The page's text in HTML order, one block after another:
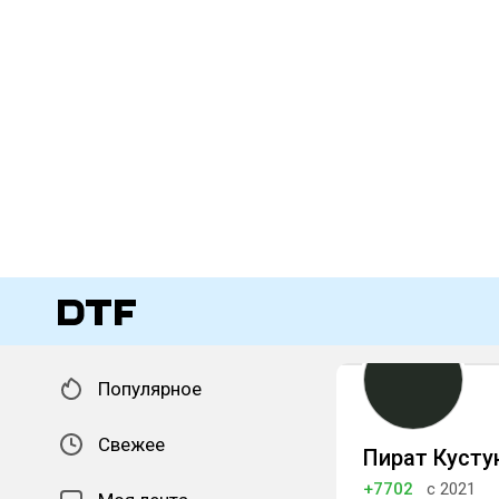
Популярное
Свежее Пират
+7702
с 2021